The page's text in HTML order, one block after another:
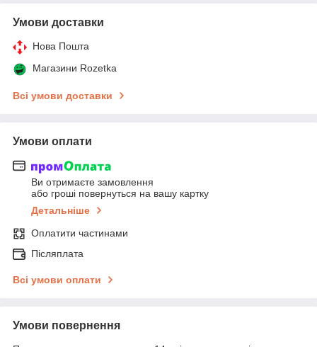
Умови доставки
Нова Пошта
Магазини Rozetka
Всі умови доставки
Умови оплати
Ви отримаєте замовлення
або гроші повернуться на вашу картку
Детальніше
Оплатити частинами
Післяплата
Всі умови оплати
Умови повернення